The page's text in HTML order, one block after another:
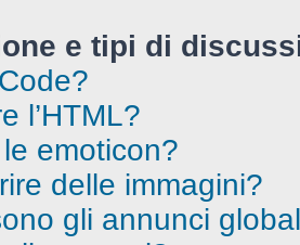
e tipi di
l’HTML?
emoticon?
delle immagini?
gli annunci